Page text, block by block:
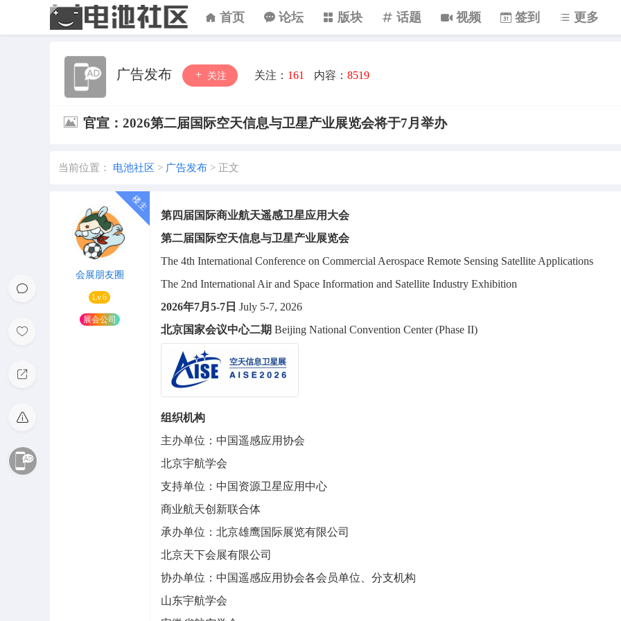
首页 论坛 版块 话题 视频 签到 更多
广告发布 关注 关注： 161 内容： 8519
官宣：2026第二届国际空天信息与卫星产业展览会将于7月举办
当前位置： 电池社区 > 广告发布 > 正文
会展朋友圈
Lv.6
展会公司
第四届国际商业航天遥感卫星应用大会
第二届国际空天信息与卫星产业展览会
The 4th International Conference on Commercial Aerospace Remote Sensing Satellite Applications
The 2nd International Air and Space Information and Satellite Industry Exhibition
2026年7月5-7日 July 5-7, 2026
北京国家会议中心二期 Beijing National Convention Center (Phase II)
组织机构
主办单位：中国遥感应用协会
北京宇航学会
支持单位：中国资源卫星应用中心
商业航天创新联合体
承办单位：北京雄鹰国际展览有限公司
北京天下会展有限公司
协办单位：中国遥感应用协会各会员单位、分支机构
山东宇航学会